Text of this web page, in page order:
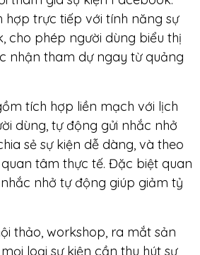
trực tiếp với tính năng sự
cho phép người dùng biểu thị
nhận tham dự ngay từ quảng
tích hợp liền mạch với lịch
dùng, tự động gửi nhắc nhở
sẻ sự kiện dễ dàng, và theo
tâm thực tế. Đặc biệt quan
nhở tự động giúp giảm tỷ
thảo, workshop, ra mắt sản
loại sự kiện cần thu hút sự